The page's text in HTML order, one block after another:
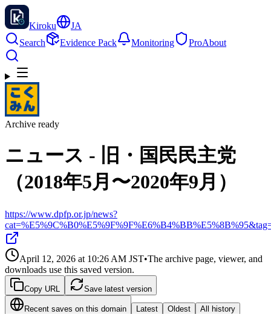
Kiroku
JA
Search
Evidence Pack Monitoring ProAbout
Archive ready
ニュース - 旧・国民民主党
（2018年5月〜2020年9月）
https://www.dpfp.or.jp/news?
April 12, 2026 at 10:26 AM JST•The archive page, viewer, and
downloads use this saved version.
Copy URL Save latest version
Recent saves on this domain Latest Oldest All history